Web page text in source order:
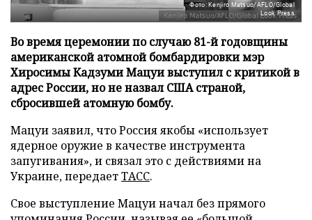
Фото: Kenjiro Matsuo/AFLO/Global
Look Press
Во время церемонии по случаю 81-й годовщины
американской атомной бомбардировки мэр
Хиросимы Кадзуми Мацуи выступил с критикой в
адрес России, но не назвал США страной,
сбросившей атомную бомбу.
Мацуи заявил, что Россия якобы «использует
ядерное оружие в качестве инструмента
запугивания», и связал это с действиями на
Украине, передаетТАСС.
Свое выступление Мацуи начал без прямого